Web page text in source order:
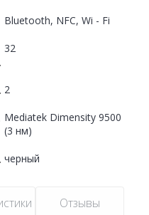
Bluetooth, NFC, Wi - Fi
32
2
Mediatek Dimensity 9500
(3 нм)
черный
Отзывы